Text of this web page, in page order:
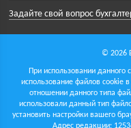
Задайте свой вопрос
© 2026
При использовании
использование файлов cookie
отношении данного типа
использовали данный тип
установить настройки вашего
Адрес редакции: